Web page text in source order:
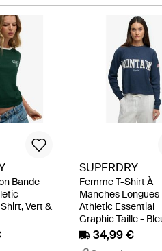
Bande
Vert &
SUPERDRY
Femme T-Shirt À
Manches Longues
Athletic Essential
Graphic Taille -
34,99 €